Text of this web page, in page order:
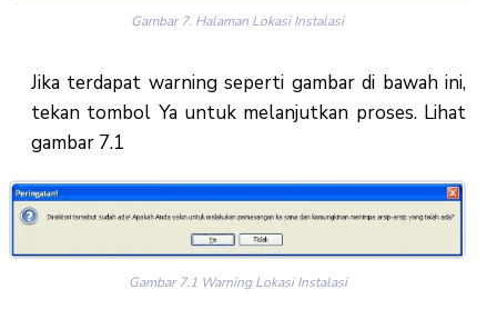
Gambar 7. Halaman Lokasi Instalasi
Jika terdapat warning seperti gambar di bawah ini,
tekan tombol Ya untuk melanjutkan proses. Lihat
gambar 7.1
Gambar 7.1 Warning Lokasi Instalasi